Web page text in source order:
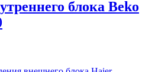
блока Beko